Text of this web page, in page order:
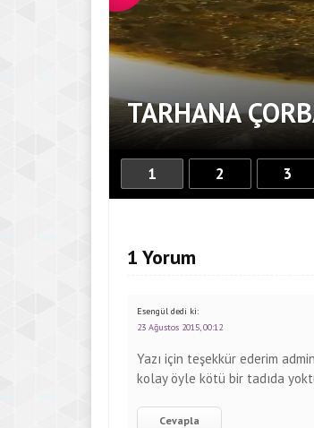
TARHANA
1 2 3
1 Yorum
Esengül dedi ki:
23 Ağustos 2015, 00:12
Yazı için teşekkür ederim
kolay öyle kötü bir tadıda
Cevapla